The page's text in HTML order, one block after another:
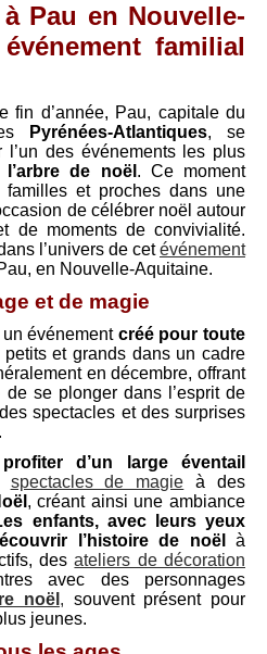
Pau en Nouvelle-
familial
fin d’année, Pau, capitale du
Pyrénées-Atlantiques, se
l’un des événements les plus
l’arbre de noël . Ce moment
familles et proches dans une
de célébrer noël autour
de moments de convivialité.
l’univers de cetévénement
en Nouvelle-Aquitaine.
et de magie
un événement créé pour toute
et grands dans un cadre
en décembre, offrant
se plonger dans l’esprit de
spectacles et des surprises
d’un large éventail
spectacles de magie à des
, créant ainsi une ambiance
enfants, avec leurs yeux
l’histoire de noël
à
desateliers de décoration
avec des personnages
noël , souvent présent pour
jeunes.